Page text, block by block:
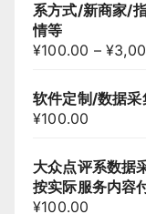
系方式/新商家/
情等
¥100.00 –¥
软件定制/数据
¥100.00
大众点评系数据
按实际服务内容
¥100.00